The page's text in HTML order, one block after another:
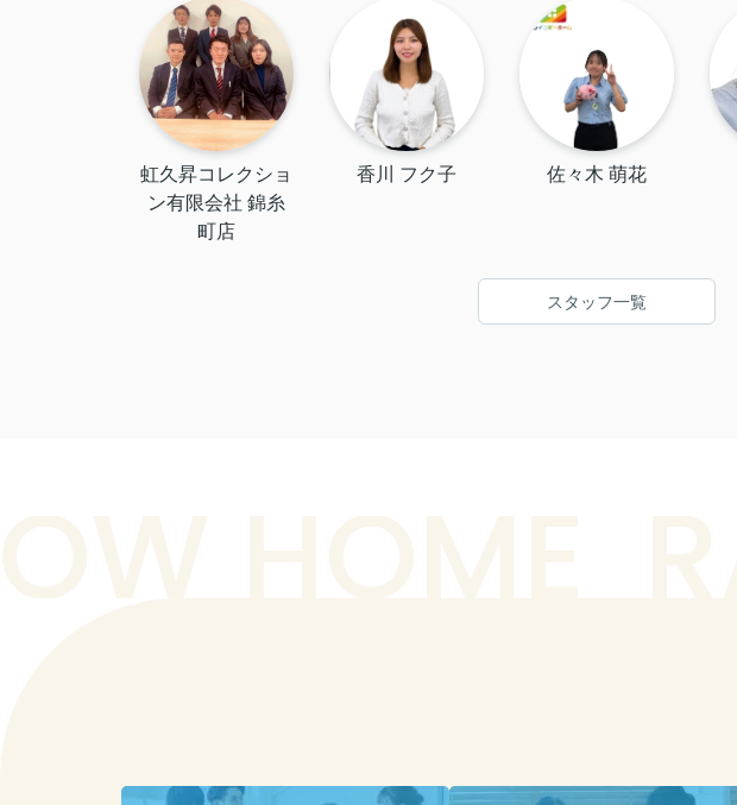
単にその理由は・・・？
A.とても相談しやすく、
自分に合った家が見つか
るまで寄りそっていただ
けるのでまたお願いした
いです
虹久昇コレクショ
ン有限会社 錦糸
町店
香川 フク子 佐々木 萌花
スタッフ一覧